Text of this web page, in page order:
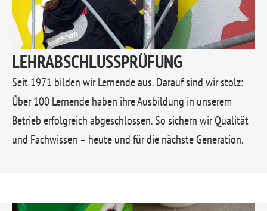
LEHRABSCHLUSSPRÜFUNG
Seit 1971 bilden wir Lernende aus. Darauf sind wir stolz:
Über 100 Lernende haben ihre Ausbildung in unserem
Betrieb erfolgreich abgeschlossen. So sichern wir Qualität
und Fachwissen – heute und für die nächste Generation.